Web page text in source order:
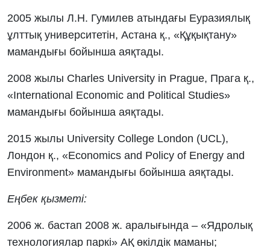
2005 жылы Л.Н. Гумилев атындағы Еуразиялық
ұлттық университетін, Астана қ., «Құқықтану»
мамандығы бойынша аяқтады.
2008 жылы Charles University in Prague, Прага қ.,
«International Economic and Political Studies»
мамандығы бойынша аяқтады.
2015 жылы University College London (UCL),
Лондон қ., «Economics and Policy of Energy and
Environment» мамандығы бойынша аяқтады.
Еңбек қызметі:
2006 ж. бастап 2008 ж. аралығында – «Ядролық
технологиялар паркі» АҚ өкілдік маманы;